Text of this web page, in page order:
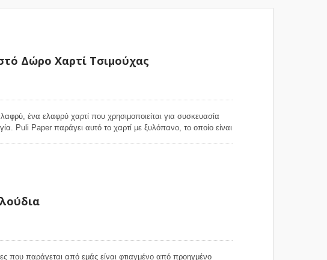
Δώρο Χαρτί Τσιμούχας
ένα ελαφρύ χαρτί που χρησιμοποιείται για συσκευασία
Puli Paper παράγει αυτό το χαρτί με ξυλόπανο, το οποίο είναι
που παράγεται από εμάς είναι φτιαγμένο από προηγμένο